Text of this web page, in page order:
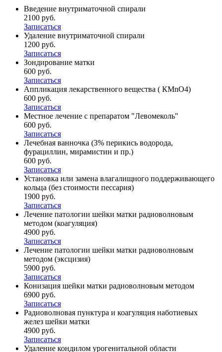
Введение внутриматочной спирали
2100 руб.
Записаться
Удаление внутриматочной спирали
1200 руб.
Записаться
Зондирование матки
600 руб.
Записаться
Аппликация лекарственного вещества ( КМnO4)
600 руб.
Записаться
Местное лечение с препаратом "Левомеколь"
600 руб.
Записаться
Лечебная ванночка (3% перикись водорода,
фурациллин, мирамистин и пр.)
600 руб.
Записаться
Установка или замена влагалищного поддерживающего
кольца (без стоимости пессария)
1900 руб.
Записаться
Лечение патологии шейки матки радиоволновым
методом (коагуляция)
4900 руб.
Записаться
Лечение патологии шейки матки радиоволновым
методом (эксцизия)
5900 руб.
Записаться
Конизация шейки матки радиоволновым методом
6900 руб.
Записаться
Радиоволновая пунктура и коагуляция наботиевых
желез шейки матки
4900 руб.
Записаться
Удаление кондилом урогенитальной области